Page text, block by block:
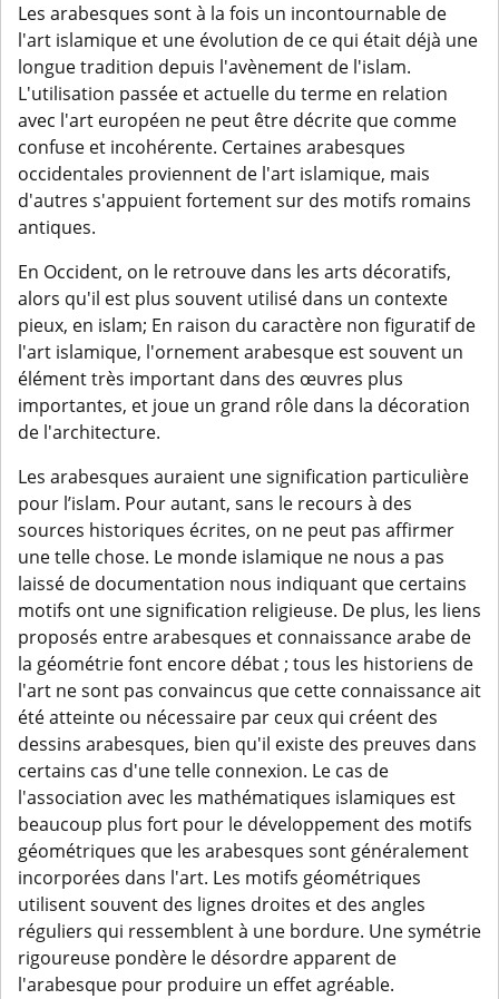
Les arabesques sont à la fois un incontournable de
l'art islamique et une évolution de ce qui était déjà une
longue tradition depuis l'avènement de l'islam.
L'utilisation passée et actuelle du terme en relation
avec l'art européen ne peut être décrite que comme
confuse et incohérente. Certaines arabesques
occidentales proviennent de l'art islamique, mais
d'autres s'appuient fortement sur des motifs romains
antiques.
En Occident, on le retrouve dans les arts décoratifs,
alors qu'il est plus souvent utilisé dans un contexte
pieux, en islam; En raison du caractère non figuratif de
l'art islamique, l'ornement arabesque est souvent un
élément très important dans des œuvres plus
importantes, et joue un grand rôle dans la décoration
de l'architecture.
Les arabesques auraient une signification particulière
pour l’islam. Pour autant, sans le recours à des
sources historiques écrites, on ne peut pas affirmer
une telle chose. Le monde islamique ne nous a pas
laissé de documentation nous indiquant que certains
motifs ont une signification religieuse. De plus, les liens
proposés entre arabesques et connaissance arabe de
la géométrie font encore débat ; tous les historiens de
l'art ne sont pas convaincus que cette connaissance ait
été atteinte ou nécessaire par ceux qui créent des
dessins arabesques, bien qu'il existe des preuves dans
certains cas d'une telle connexion. Le cas de
l'association avec les mathématiques islamiques est
beaucoup plus fort pour le développement des motifs
géométriques que les arabesques sont généralement
incorporées dans l'art. Les motifs géométriques
utilisent souvent des lignes droites et des angles
réguliers qui ressemblent à une bordure. Une symétrie
rigoureuse pondère le désordre apparent de
l'arabesque pour produire un effet agréable.